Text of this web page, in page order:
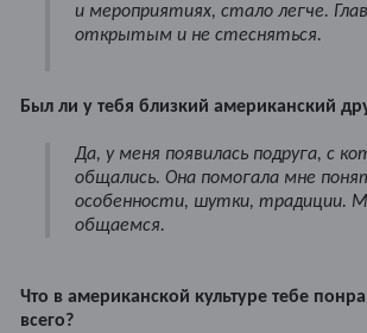
и мероприятиях, стало легче.
открытым и не стесняться.
Был ли у тебя близкий американский
Да, у меня появилась подруга, с
общались. Она помогала мне
особенности, шутки, традиции.
общаемся.
Что в американской культуре тебе
всего?